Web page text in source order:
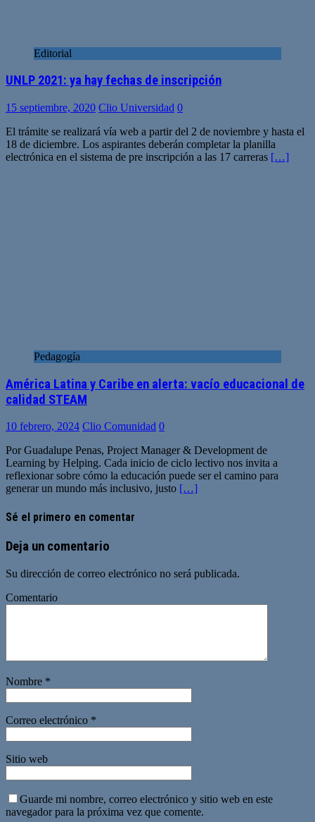
Editorial
UNLP 2021: ya hay fechas de inscripción
15 septiembre, 2020 Clio Universidad 0
El trámite se realizará vía web a partir del 2 de noviembre y hasta el
18 de diciembre. Los aspirantes deberán completar la planilla
electrónica en el sistema de pre inscripción a las 17 carreras […]
Pedagogía
América Latina y Caribe en alerta: vacío educacional de
calidad STEAM
10 febrero, 2024 Clio Comunidad 0
Por Guadalupe Penas, Project Manager & Development de
Learning by Helping. Cada inicio de ciclo lectivo nos invita a
reflexionar sobre cómo la educación puede ser el camino para
generar un mundo más inclusivo, justo […]
Sé el primero en comentar
Deja un comentario
Su dirección de correo electrónico no será publicada.
Comentario
Nombre *
Correo electrónico *
Sitio web
Guarde mi nombre, correo electrónico y sitio web en este
navegador para la próxima vez que comente.